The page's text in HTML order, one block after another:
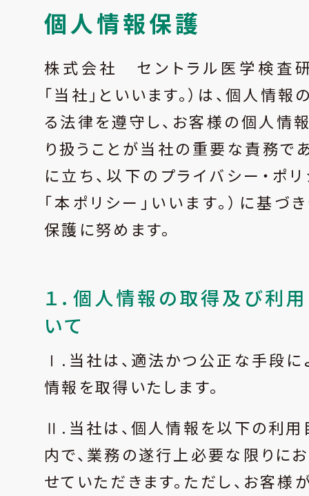
個人情報保護
株式会社 セントラル医学検査
「当社」といいます。）は、個人情
る法律を遵守し、お客様の個人情
り扱うことが当社の重要な責務で
に立ち、以下のプライバシー・ポリ
「本ポリシー」いいます。）に基づ
保護に努めます。
１．個人情報の取得及び利
いて
Ⅰ.当社は、適法かつ公正な手段に
情報を取得いたします。
Ⅱ.当社は、個人情報を以下の利
内で、業務の遂行上必要な限りに
せていただきます。ただし、お客様